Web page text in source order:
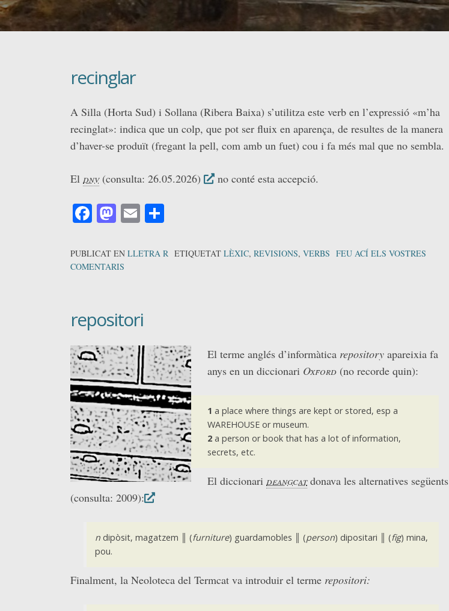
recinglar
A Silla (Horta Sud) i Sollana (Ribera Baixa) s’utilitza este verb en l’expressió «m’ha
recinglat»: indica que un colp, que pot ser fluix en aparença, de resultes de la manera
d’haver-se produït (fregant la pell, com amb un fuet) cou i fa més mal que no sembla.
El dnv(consulta: 26.05.2026) no conté esta accepció.
Facebook
Mastodon
Email
PUBLICAT EN LLETRA R ETIQUETAT LÈXIC, REVISIONS, VERBS FEU ACÍ ELS VOSTRES
COMENTARIS
repositori
El terme anglés d’informàtica repository apareixia fa
anys en un diccionari Oxford (no recorde quin):
1 a place where things are kept or stored, esp a
WAREHOUSE or museum.
2 a person or book that has a lot of information,
secrets, etc.
El diccionari deangcatdonava les alternatives següents
(consulta: 2009):
ndipòsit, magatzem ║ (furniture) guardamobles ║ (person) dipositari ║ (fig) mina,
pou.
Finalment, la Neoloteca del Termcat va introduir el terme repositori: